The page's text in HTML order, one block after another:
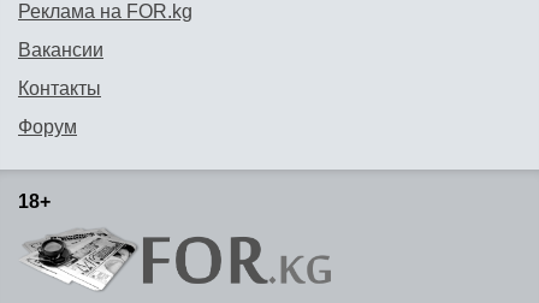
Реклама на FOR.kg
Вакансии
Контакты
Форум
18+